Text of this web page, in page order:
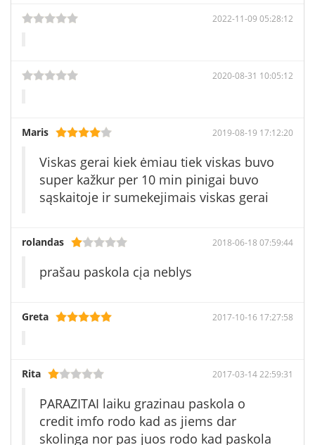
2022-11-09 05:28:12
2020-08-31 10:05:12
Maris 2019-08-19 17:12:20
Viskas gerai kiek ėmiau tiek viskas buvo
super kažkur per 10 min pinigai buvo
sąskaitoje ir sumekejimais viskas gerai
rolandas 2018-06-18 07:59:44
prašau paskola cįa neblys
Greta 2017-10-16 17:27:58
Rita 2017-03-14 22:59:31
PARAZITAI laiku grazinau paskola o
credit imfo rodo kad as jiems dar
skolinga nor pas juos rodo kad paskola